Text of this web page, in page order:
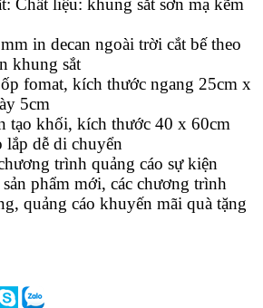
Chất liệu: khung sắt sơn mạ kẽm
in decan ngoài trời cắt bế theo
khung sắt
fomat, kích thước ngang 25cm x
5cm
tạo khối, kích thước 40 x 60cm
lắp dễ di chuyển
trình quảng cáo sự kiện
phẩm mới, các chương trình
quảng cáo khuyến mãi quà tặng